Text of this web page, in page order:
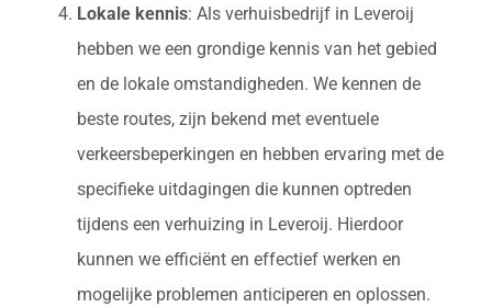
Lokale kennis: Als verhuisbedrijf in Leveroij
hebben we een grondige kennis van het gebied
en de lokale omstandigheden. We kennen de
beste routes, zijn bekend met eventuele
verkeersbeperkingen en hebben ervaring met de
specifieke uitdagingen die kunnen optreden
tijdens een verhuizing in Leveroij. Hierdoor
kunnen we efficiënt en effectief werken en
mogelijke problemen anticiperen en oplossen.